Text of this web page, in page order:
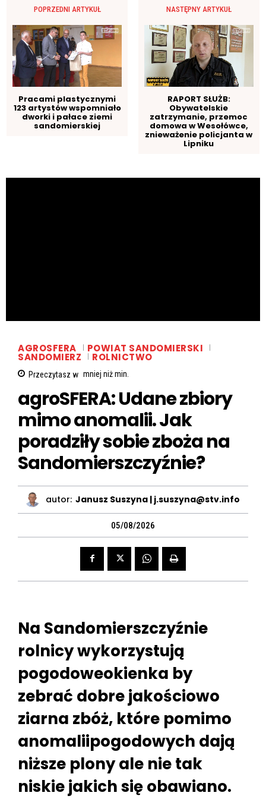
POPRZEDNI ARTYKUŁ
Pracami plastycznymi
123 artystów wspomniało
dworki i pałace ziemi
sandomierskiej
NASTĘPNY ARTYKUŁ
RAPORT SŁUŻB:
Obywatelskie
zatrzymanie, przemoc
domowa w Wesołówce,
znieważenie policjanta w
Lipniku